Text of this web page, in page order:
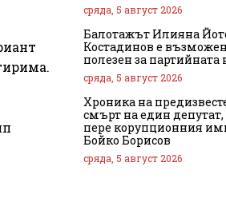
сряда, 5 август 2026
Балотажът Илияна
Костадинов е
полезен за партийната
сряда, 5 август 2026
Хроника на
смърт на един
пере корупционния
Бойко Борисов
сряда, 5 август 2026